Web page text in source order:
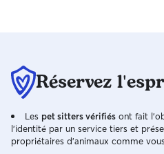
Réservez
Les pet sitters vérifiés ont fait
l'identité par un service tiers et
propriétaires d'animaux comme